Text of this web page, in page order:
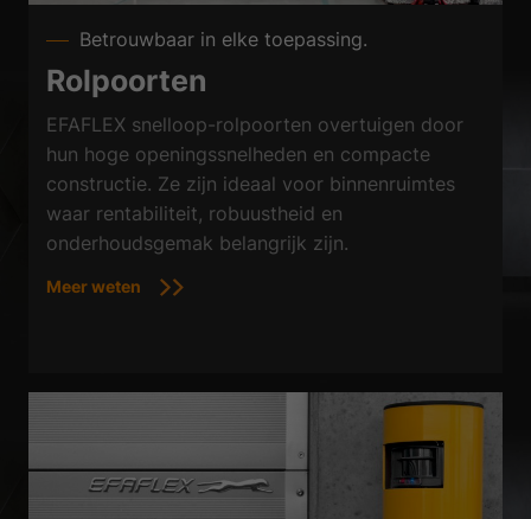
Betrouwbaar in elke toepassing.
Rolpoorten
EFAFLEX snelloop-rolpoorten overtuigen door
hun hoge openingssnelheden en compacte
constructie. Ze zijn ideaal voor binnenruimtes
waar rentabiliteit, robuustheid en
onderhoudsgemak belangrijk zijn.
Meer weten